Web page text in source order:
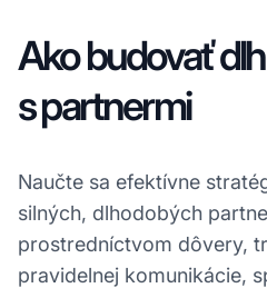
Ako budovať
s partnermi
Naučte sa efektívne
silných, dlhodobých
prostredníctvom dôvery,
pravidelnej komunikácie,